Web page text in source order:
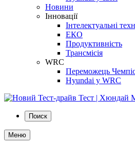
Новини
Інновації
Інтелектуальні
ЕКО
Продуктивність
Трансмісія
WRC
Переможець
Hyundai у WRC
Поиск
Меню